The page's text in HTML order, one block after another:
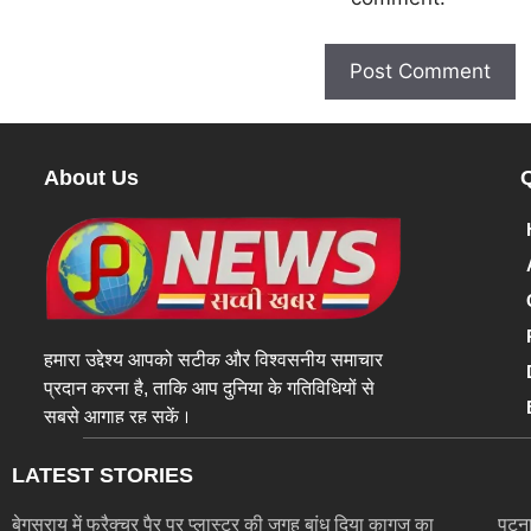
About Us
हमारा उद्देश्य आपको सटीक और विश्वसनीय समाचार
प्रदान करना है, ताकि आप दुनिया के गतिविधियों से
सबसे आगाह रह सकें।
LATEST STORIES
बेगुसराय में फ्रैक्चर पैर पर प्लास्टर की जगह बांध दिया कागज का